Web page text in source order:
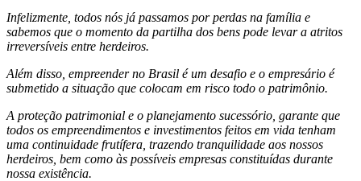
Infelizmente, todos nós já passamos por perdas na família e
sabemos que o momento da partilha dos bens pode levar a atritos
irreversíveis entre herdeiros.
Além disso, empreender no Brasil é um desafio e o empresário é
submetido a situação que colocam em risco todo o patrimônio.
A proteção patrimonial e o planejamento sucessório, garante que
todos os empreendimentos e investimentos feitos em vida tenham
uma continuidade frutífera, trazendo tranquilidade aos nossos
herdeiros, bem como às possíveis empresas constituídas durante
nossa existência.